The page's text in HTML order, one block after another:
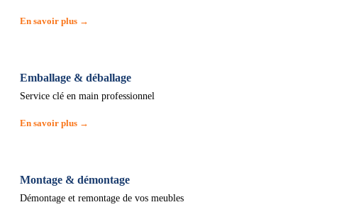
En savoir plus →
Emballage & déballage
Service clé en main professionnel
En savoir plus →
Montage & démontage
Démontage et remontage de vos meubles